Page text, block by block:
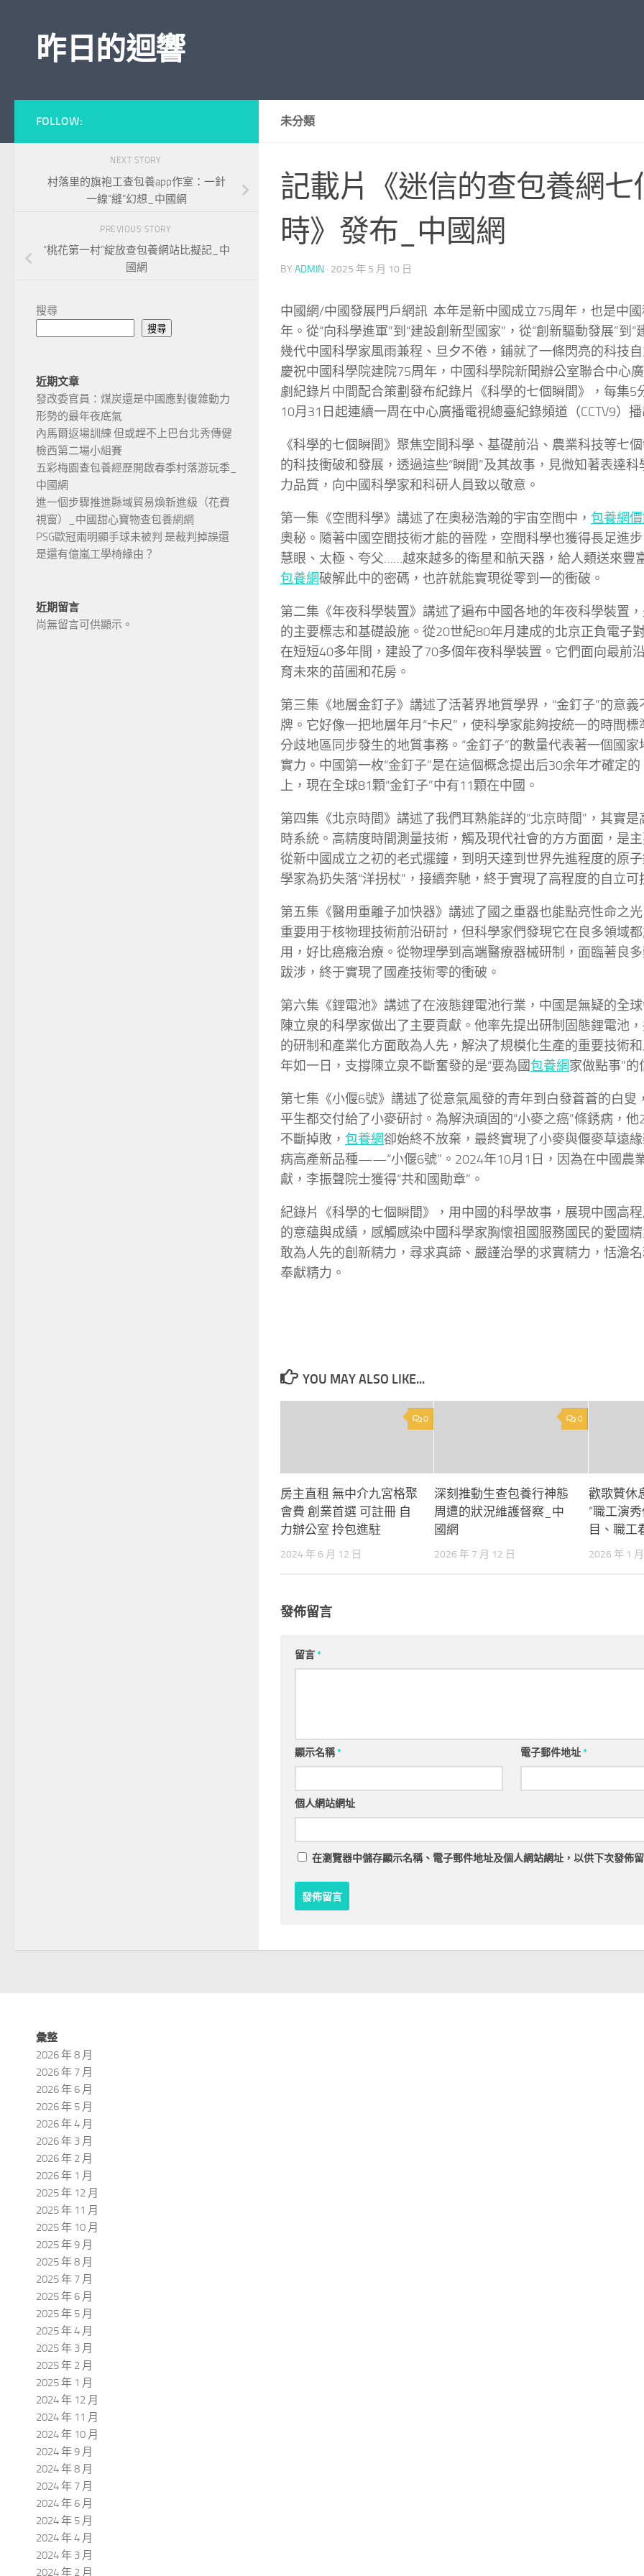
昨日的迴響
未分類
記載片《迷信的查包養網七
時》發布_中國網
BY ADMIN · 2025 年 5 月 10 日
中國網/中國發展門戶網訊 本年是新中國成立75周年，也是中
年。從“向科學進軍”到“建設創新型國家”，從“創新驅動發展”到“
幾代中國科學家風雨兼程、旦夕不倦，鋪就了一條閃亮的科技
慶祝中國科學院建院75周年，中國科學院新聞辦公室聯合中心
劇紀錄片中間配合策劃發布紀錄片《科學的七個瞬間》，每集5
10月31日起連續一周在中心廣播電視總臺紀錄頻道（CCTV9）播
《科學的七個瞬間》聚焦空間科學、基礎前沿、農業科技等七
的科技衝破和發展，透過這些“瞬間”及其故事，見微知著表達
力品質，向中國科學家和科研人員致以敬意。
第一集《空間科學》講述了在奧秘浩瀚的宇宙空間中， 包養網
奧秘。隨著中國空間技術才能的晉陞，空間科學也獲得長足進步
慧眼、太極、夸父……越來越多的衛星和航天器，給人類送來豐
包養網破解此中的密碼，也許就能實現從零到一的衝破。
第二集《年夜科學裝置》講述了遍布中國各地的年夜科學裝置
的主要標志和基礎設施。從20世紀80年月建成的北京正負電子
在短短40多年間，建設了70多個年夜科學裝置。它們面向最前
育未來的苗圃和花房。
第三集《地層金釘子》講述了活著界地質學界，“金釘子”的意
牌。它好像一把地層年月“卡尺”，使科學家能夠按統一的時間標
分歧地區同步發生的地質事務。“金釘子”的數量代表著一個國
實力。中國第一枚“金釘子”是在這個概念提出后30余年才確定
上，現在全球81顆“金釘子”中有11顆在中國。
第四集《北京時間》講述了我們耳熟能詳的“北京時間”，其實
時系統。高精度時間測量技術，觸及現代社會的方方面面，是
從新中國成立之初的老式擺鐘，到明天達到世界先進程度的原
學家為扔失落“洋拐杖”，接續奔馳，終于實現了高程度的自立可
第五集《醫用重離子加快器》講述了國之重器也能點亮性命之
重要用于核物理技術前沿研討，但科學家們發現它在良多領域
用，好比癌癥治療。從物理學到高端醫療器械研制，面臨著良
跋涉，終于實現了國產技術零的衝破。
第六集《鋰電池》講述了在液態鋰電池行業，中國是無疑的全
陳立泉的科學家做出了主要貢獻。他率先提出研制固態鋰電池
的研制和產業化方面敢為人先，解決了規模化生產的重要技術
年如一日，支撐陳立泉不斷奮發的是“要為國包養網家做點事”的
第七集《小偃6號》講述了從意氣風發的青年到白發蒼蒼的白叟
平生都交付給了小麥研討。為解決頑固的“小麥之癌”條銹病，他
不斷掉敗， 包養網卻始終不放棄，最終實現了小麥與偃麥草遠
病高產新品種——“小偃6號”。2024年10月1日，因為在中國農
獻，李振聲院士獲得“共和國勛章”。
紀錄片《科學的七個瞬間》，用中國的科學故事，展現中國高
的意蘊與成績，感觸感染中國科學家胸懷祖國服務國民的愛國精
敢為人先的創新精力，尋求真諦、嚴謹治學的求實精力，恬澹
奉獻精力。
YOU MAY ALSO LIKE...
0
房主直租 無中介九宮格聚
會費 創業首選 可註冊 自
力辦公室 拎包進駐
2024 年 6 月 12 日
0
深刻推動生查包養行神態
周遭的狀況維護督察_中
國網
2026 年 7 月 12 日
歡歌贊休
“職工演
目、職工
2026 年 1
發佈留言
留言*
顯示名稱* 電子郵件地址*
個人網站網址
在瀏覽器中儲存顯示名稱、電子郵件地址及個人網站網址，以供下次發佈
FOLLOW:
NEXT STORY
村落里的旗袍工查包養app作室：一針
一線“縫”幻想_中國網
PREVIOUS STORY
“桃花第一村”綻放查包養網站比擬記_中
國網
搜尋
搜尋
近期文章
發改委官員：煤炭還是中國應對復雜動力
形勢的最年夜底氣
內馬爾返場訓練 但或趕不上巴台北秀傳健
檢西第二場小組賽
五彩梅園查包養經歷開啟春季村落游玩季_
中國網
進一個步驟推進縣域貿易煥新進級（花費
視窗）_中國甜心寶物查包養網網
PSG歐冠兩明顯手球未被判 是裁判掉誤還
是還有億嵐工學椅緣由？
近期留言
尚無留言可供顯示。
彙整
2026 年 8 月
2026 年 7 月
2026 年 6 月
2026 年 5 月
2026 年 4 月
2026 年 3 月
2026 年 2 月
2026 年 1 月
2025 年 12 月
2025 年 11 月
2025 年 10 月
2025 年 9 月
2025 年 8 月
2025 年 7 月
2025 年 6 月
2025 年 5 月
2025 年 4 月
2025 年 3 月
2025 年 2 月
2025 年 1 月
2024 年 12 月
2024 年 11 月
2024 年 10 月
2024 年 9 月
2024 年 8 月
2024 年 7 月
2024 年 6 月
2024 年 5 月
2024 年 4 月
2024 年 3 月
2024 年 2 月